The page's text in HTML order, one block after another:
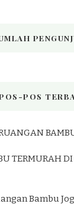
POS
TERMURAH
Bambu